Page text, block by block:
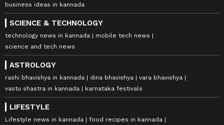
business ideas in kannada
SCIENCE & TECHNOLOGY
technology news in kannada
mobile tech news
science and tech news
ASTROLOGY
rashi bhavishya in kannada dina bhavishya
vara bhavishya
vastu shastra in kannada
karnataka festivals
LIFESTYLE
Lifestyle news in kannada
food recipes in kannada